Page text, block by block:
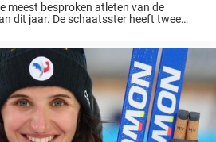
meest besproken atleten van de
dit jaar. De schaatsster heeft twee